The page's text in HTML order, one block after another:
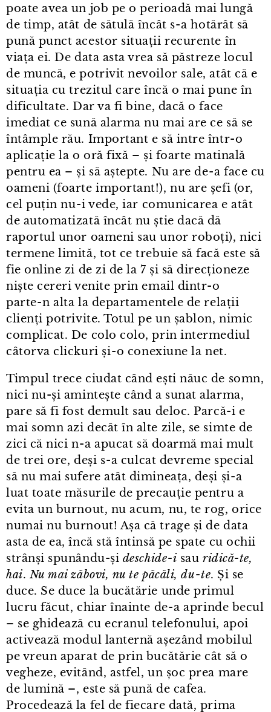
poate avea un job pe o perioadă mai lungă
de timp, atât de sătulă încât s⁠-⁠a hotărât să
pună punct acestor situații recurente în
viața ei. De data asta vrea să păstreze locul
de muncă, e potrivit nevoilor sale, atât că e
situația cu trezitul care încă o mai pune în
dificultate. Dar va fi bine, dacă o face
imediat ce sună alarma nu mai are ce să se
întâmple rău. Important e să intre într⁠-⁠o
aplicație la o oră fixă – și foarte matinală
pentru ea – și să aștepte. Nu are de⁠-⁠a face cu
oameni (foarte important!), nu are șefi (or,
cel puțin nu⁠-⁠i vede, iar comunicarea e atât
de automatizată încât nu știe dacă dă
raportul unor oameni sau unor roboți), nici
termene limită, tot ce trebuie să facă este să
fie online zi de zi de la 7 și să direcționeze
niște cereri venite prin email dintr⁠-⁠o
parte⁠-⁠n alta la departamentele de relații
clienți potrivite. Totul pe un șablon, nimic
complicat. De colo colo, prin intermediul
câtorva clickuri și⁠-⁠o conexiune la net.
Timpul trece ciudat când ești năuc de somn,
nici nu-și amintește când a sunat alarma,
pare să fi fost demult sau deloc. Parcă-i e
mai somn azi decât în alte zile, se simte de
zici că nici n⁠-⁠a apucat să doarmă mai mult
de trei ore, deși s⁠-⁠a culcat devreme special
să nu mai sufere atât dimineața, deși și⁠-⁠a
luat toate măsurile de precauție pentru a
evita un burnout, nu acum, nu, te rog, orice
numai nu burnout! Așa că trage și de data
asta de ea, încă stă întinsă pe spate cu ochii
strânși spunându-și deschide⁠-⁠i sau ridică-te,
hai. Nu mai zăbovi, nu te păcăli, du⁠-⁠te. Și se
duce. Se duce la bucătărie unde primul
lucru făcut, chiar înainte de⁠-⁠a aprinde becul
– se ghidează cu ecranul telefonului, apoi
activează modul lanternă așezând mobilul
pe vreun aparat de prin bucătărie cât să o
vegheze, evitând, astfel, un șoc prea mare
de lumină –, este să pună de cafea.
Procedează la fel de fiecare dată, prima